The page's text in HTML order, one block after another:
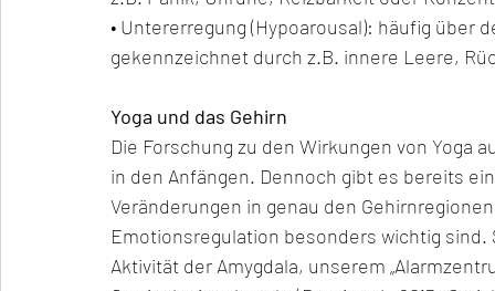
• Untererregung (Hypoarousal): häufig über
gekennzeichnet durch z.B. innere Leere,
Yoga und das Gehirn
Die Forschung zu den Wirkungen von Yoga
in den Anfängen. Dennoch gibt es bereits
Veränderungen in genau den
Emotionsregulation besonders wichtig
Aktivität der Amygdala, unserem